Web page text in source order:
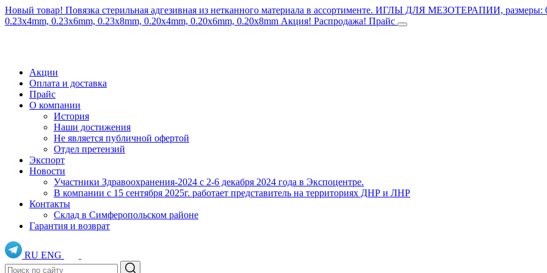
Новый товар! Повязка стерильная адгезивная из нетканного материала в ассортименте. ИГЛЫ ДЛЯ МЕЗОТЕРАПИИ, размеры:
0.23x4mm, 0.23x6mm, 0.23x8mm, 0.20x4mm, 0.20x6mm, 0.20x8mm Акция! Распродажа! Прайс
Акции
Оплата и доставка
Прайс
О компании
История
Наши достижения
Не является публичной офертой
Отдел претензий
Экспорт
Новости
Участники Здравоохранения-2024 с 2-6 декабря 2024 года в Экспоцентре.
В компании с 15 сентября 2025г. работает представитель на территориях ДНР и ЛНР
Контакты
Склад в Симферопольском районе
Гарантия и возврат
RU ENG